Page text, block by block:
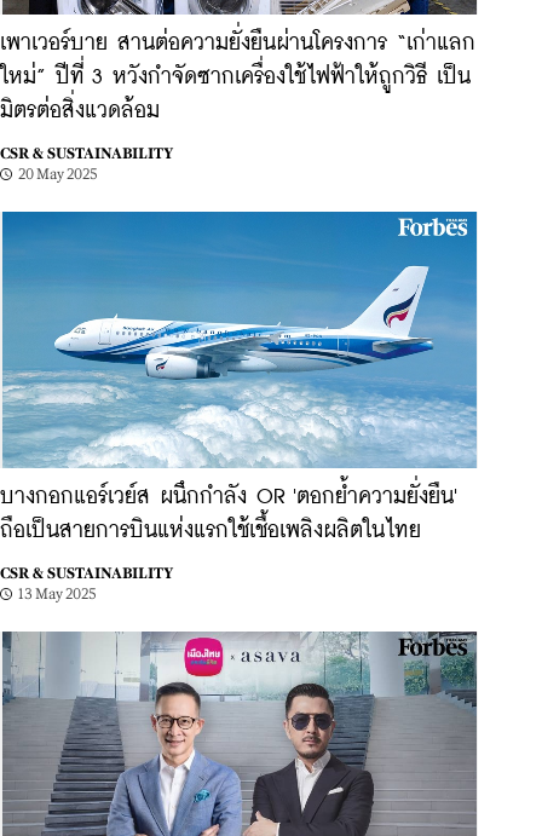
เพาเวอร์บาย สานต่อความยั่งยืนผ่านโครงการ “เก่าแลก
ใหม่” ปีที่ 3 หวังกำจัดซากเครื่องใช้ไฟฟ้าให้ถูกวิธี เป็น
มิตรต่อสิ่งแวดล้อม
CSR & SUSTAINABILITY
20 May 2025
บางกอกแอร์เวย์ส ผนึกกำลัง OR 'ตอกย้ำความยั่งยืน'
ถือเป็นสายการบินแห่งแรกใช้เชื้อเพลิงผลิตในไทย
CSR & SUSTAINABILITY
13 May 2025